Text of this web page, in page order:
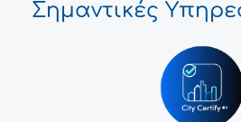
Σημαντικές